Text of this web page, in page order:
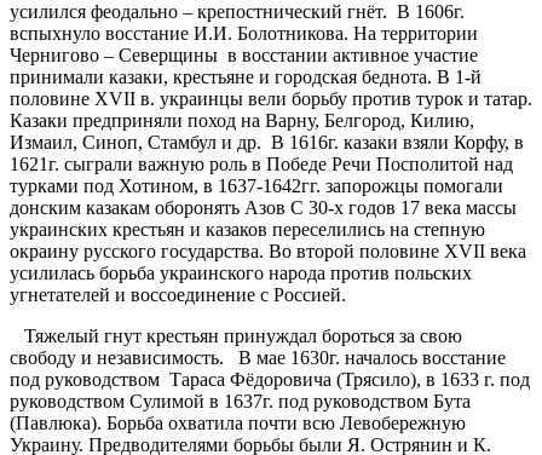
усилился феодально – крепостнический гнёт. В 1606г.
вспыхнуло восстание И.И. Болотникова. На территории
Чернигово – Северщины в восстании активное участие
принимали казаки, крестьяне и городская беднота. В 1-й
половине ХVII в. украинцы вели борьбу против турок и татар.
Казаки предприняли поход на Варну, Белгород, Килию,
Измаил, Синоп, Стамбул и др. В 1616г. казаки взяли Корфу, в
1621г. сыграли важную роль в Победе Речи Посполитой над
турками под Хотином, в 1637-1642гг. запорожцы помогали
донским казакам оборонять Азов С 30-х годов 17 века массы
украинских крестьян и казаков переселились на степную
окраину русского государства. Во второй половине ХVII века
усилилась борьба украинского народа против польских
угнетателей и воссоединение с Россией.
Тяжелый гнут крестьян принуждал бороться за свою
свободу и независимость. В мае 1630г. началось восстание
под руководством Тараса Фёдоровича (Трясило), в 1633 г. под
руководством Сулимой в 1637г. под руководством Бута
(Павлюка). Борьба охватила почти всю Левобережную
Украину. Предводителями борьбы были Я. Острянин и К.